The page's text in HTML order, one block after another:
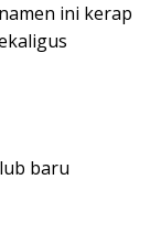
ini kerap
baru